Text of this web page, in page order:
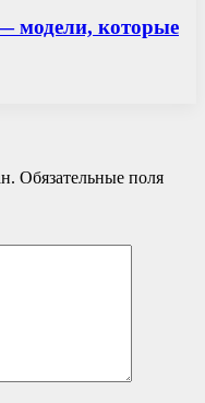
модели, которые
Обязательные поля